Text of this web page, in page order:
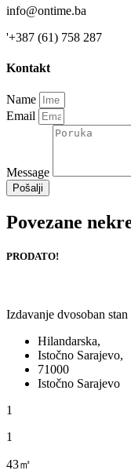
info@ontime.ba
'+387 (61) 758 287
Kontakt
Name
Email
Message
Pošalji
Povezane
PRODATO!
Izdavanje dvosoban
Hilandarska,
Istočno Sarajevo,
71000
Istočno Sarajevo
1
1
43㎡